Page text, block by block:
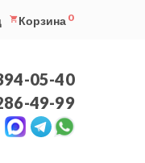
Корзина 0
05-40
49-99